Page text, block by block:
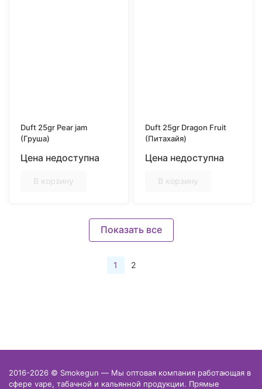
Duft 25gr Pear jam
(Груша)
Цена недоступна
В корзину
Duft 25gr Dragon Fruit
(Питахайя)
Цена недоступна
В корзину
Показать все
1 2
2016-2026 © Smokegun — Мы оптовая компания работающая в
сфере vape, табачной и кальянной продукции. Прямые